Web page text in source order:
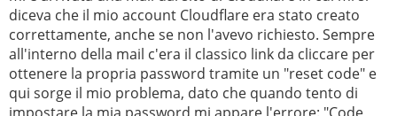
diceva che il mio account Cloudflare era stato creato
correttamente, anche se non l'avevo richiesto. Sempre
all'interno della mail c'era il classico link da cliccare per
ottenere la propria password tramite un "reset code" e
qui sorge il mio problema, dato che quando tento di